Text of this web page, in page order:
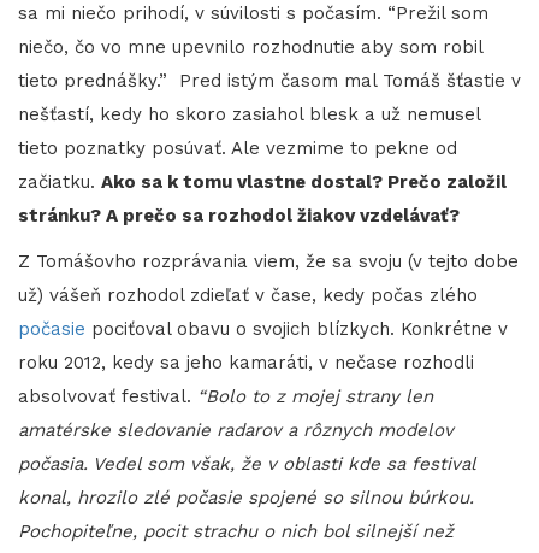
sa mi niečo prihodí, v súvilosti s počasím. “Prežil som
niečo, čo vo mne upevnilo rozhodnutie aby som robil
tieto prednášky.” Pred istým časom mal Tomáš šťastie v
nešťastí, kedy ho skoro zasiahol blesk a už nemusel
tieto poznatky posúvať. Ale vezmime to pekne od
začiatku. Ako sa k tomu vlastne dostal? Prečo založil
stránku? A prečo sa rozhodol žiakov vzdelávať?
Z Tomášovho rozprávania viem, že sa svoju (v tejto dobe
už) vášeň rozhodol zdieľať v čase, kedy počas zlého
počasie pociťoval obavu o svojich blízkych. Konkrétne v
roku 2012, kedy sa jeho kamaráti, v nečase rozhodli
absolvovať festival. “Bolo to z mojej strany len
amatérske sledovanie radarov a rôznych modelov
počasia. Vedel som však, že v oblasti kde sa festival
konal, hrozilo zlé počasie spojené so silnou búrkou.
Pochopiteľne, pocit strachu o nich bol silnejší než